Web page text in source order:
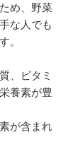
め、野菜
な人でも
。
、ビタミ
養素が豊
が含まれ